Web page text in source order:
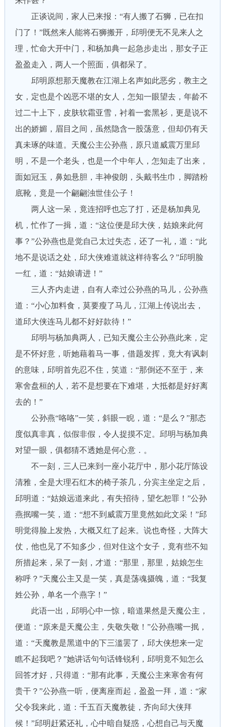
正谈说间，家人已来报：“有人搬了石狮，已在扣
门了！”既然来人能将石狮搬开，邱明便无不见来人之
理，忙命大开中门，和杨加典一起急步走出，那女子正
盈盈走入，两人一个照面，俱都呆了。
邱明原想那天魔教在江湖上名声如此恶劣，教主之
女，定也是个凶恶不堪的女人，怎知一眼望去，年龄不
过二十上下，皮肤软霜亚雪，衬着一套黑衫，更是说不
出的娇媚，眉目之间，虽然隐含一股荡意，但却仍有天
真未琢的味道。天魔公主公孙燕，原只道威震万里邱
明，不是一个老头，也是一个中年人，怎知走了出来，
面如冠玉，鼻如悬胆，丰神俊朗，头戴书生巾，脚踏粉
底靴，竟是一个翩翩浊世佳公子！
两人这一呆，竟连招呼也忘了打，还是杨加典见
机，忙作了一揖，道：“这位便是邱大侠，姑娘来此何
事？”公孙燕也是觉自己太过失态，还了一礼，道：“此
地不是说话之处，邱大侠难道就这样待客么？”邱明脸
一红，道：“姑娘请进！”
三人齐内走进，自有人牵过公孙燕的马儿，公孙燕
道：“小心加料食，莫要瘦了马儿，江湖上传说出去，
道邱大侠连马儿都不好好款待！”
邱明与杨加典两人，已知天魔公主公孙燕此来，定
是不怀好意，听她藉着马一事，借题发挥，竟大有讽刺
的意味，邱明首先忍不住，笑道：“那倒还不至于，来
寒舍盘桓的人，若不是想要在下难堪，大抵都是好好离
去的！”
公孙燕“咯咯”一笑，斜眼一睨，道：“是么？”那态
度似真非真，似假非假，令人捉摸不定。邱明与杨加典
对望一眼，俱都猜不透她是何心意．。
不一刻，三人已来到一座小花厅中，那小花厅陈设
清雅，全是大理石红木的椅子茶几，分宾主坐定之后，
邱明道：“姑娘远道来此，有失招待，望乞恕罪！”公孙
燕抿嘴一笑，道：“想不到威震万里竟然如此文采！”邱
明觉得脸上发热，大概又红了起来。说也奇怪，大阵大
仗，他也见了不知多少，但对住这个女子，竟有些不知
所措起来，呆了一刻，才道：“那里，那里，姑娘怎生
称呼？”天魔公主又是一笑，真是荡魂摄魄，道：“我复
姓公孙，单名一个燕字！”
此语一出，邱明心中一惊，暗道果然是天魔公主，
便道：“原来是天魔公主，失敬失敬！”公孙燕嘴一抿，
道：“天魔教是黑道中的下三滥罢了，邱大侠想来一定
瞧不起我吧？”她讲话句句话锋锐利，邱明竟不知怎么
回答才好，只得道：“那有此事，天魔公主来寒舍有何
贵干？”公孙燕一听，便离座而起，盈盈一拜，道：“家
父令我来此，道：千五百天魔教徒，齐向邱大侠拜
候！”邱明赶紧还礼，心中暗自疑惑，心想自己与天魔